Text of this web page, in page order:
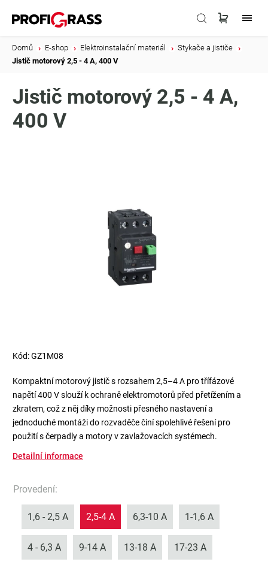
Domů E-shop Elektroinstalační materiál Stykače a jističe
Jistič motorový 2,5 - 4 A, 400 V
Jistič motorový 2,5 - 4 A,
400 V
Kód:GZ1M08
Kompaktní motorový jistič s rozsahem 2,5–4 A pro třífázové
napětí 400 V slouží k ochraně elektromotorů před přetížením a
zkratem, což z něj díky možnosti přesného nastavení a
jednoduché montáži do rozvaděče činí spolehlivé řešení pro
použití s čerpadly a motory v zavlažovacích systémech.
Detailní informace
Provedení:
1,6 - 2,5 A 2,5-4 A 6,3-10 A 1-1,6 A
4 - 6,3 A 9-14 A 13-18 A 17-23 A